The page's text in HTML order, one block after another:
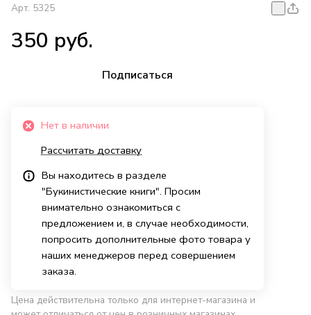
Арт. 5325
350 руб.
Подписаться
Нет в наличии
Рассчитать доставку
Вы находитесь в разделе
"Букинистические книги". Просим
внимательно ознакомиться с
предложением и, в случае необходимости,
попросить дополнительные фото товара у
наших менеджеров перед совершением
заказа.
Цена действительна только для интернет-магазина и